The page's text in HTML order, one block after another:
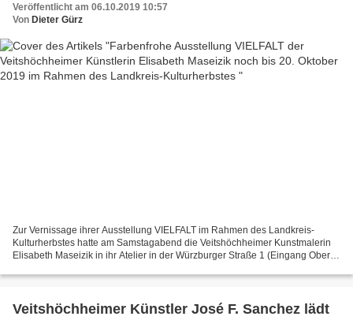
Veröffentlicht am 06.10.2019 10:57
Von Dieter Gürz
Zur Vernissage ihrer Ausstellung VIELFALT im Rahmen des Landkreis-
Kulturherbstes hatte am Samstagabend die Veitshöchheimer Kunstmalerin
Elisabeth Maseizik in ihr Atelier in der Würzburger Straße 1 (Eingang Obere
Veitshöchheimer Künstler José F. Sanchez lädt